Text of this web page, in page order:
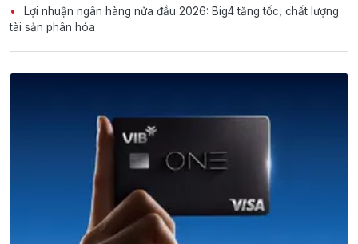
Lợi nhuận ngân hàng nửa đầu 2026: Big4 tăng tốc, chất lượng
tài sản phân hóa